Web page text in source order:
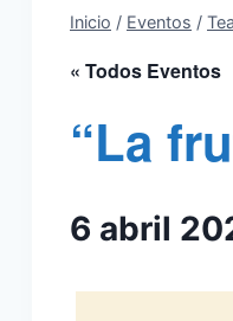
Inicio / Eventos /
« Todos Eventos
“La
6 abril